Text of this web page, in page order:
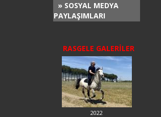
» SOSYAL MEDYA
PAYLAŞIMLARI
RASGELE GALERİLER
2022